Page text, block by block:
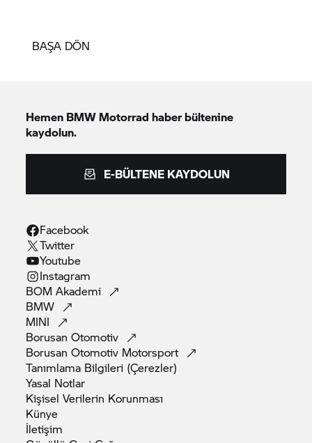
BAŞA DÖN
Hemen BMW Motorrad haber bültenine
kaydolun.
E-BÜLTENE KAYDOLUN
Facebook
Twitter
Youtube
Instagram
BOMAkademi
BMW
MINI
BorusanOtomotiv
Borusan Otomotiv Motorsport
Tanımlama Bilgileri (Çerezler)
Yasal Notlar
Kişisel Verilerin Korunması
Künye
İletişim